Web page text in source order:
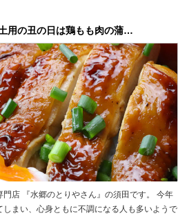
用の丑の日は鶏もも肉の蒲…
店 『水郷のとりやさん』の須田です。 今年
まい、心身ともに不調になる人も多いようで